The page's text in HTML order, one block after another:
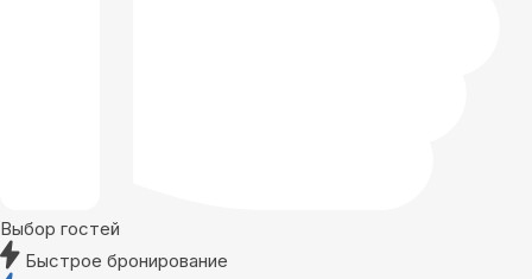
Выбор гостей
Быстрое бронирование